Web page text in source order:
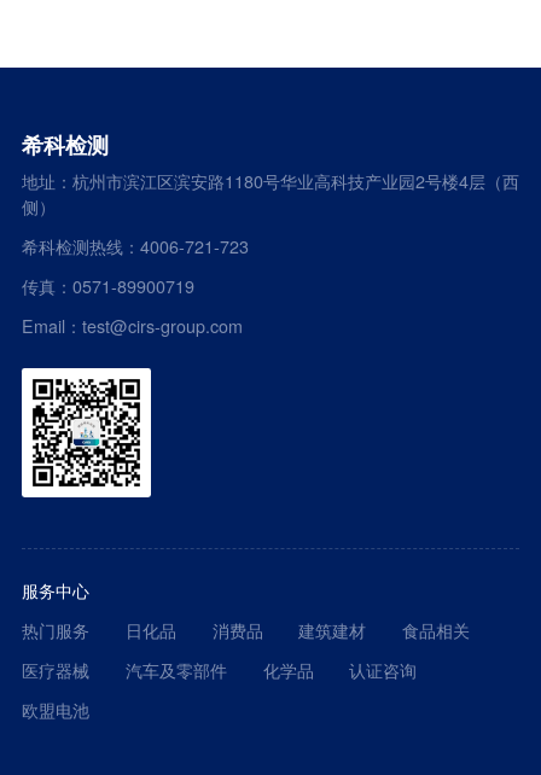
希科检测
地址：杭州市滨江区滨安路1180号华业高科技产业园2号楼4层（西
侧）
希科检测热线：4006-721-723
传真：0571-89900719
Email：test@cirs-group.com
服务中心
热门服务
日化品 消费品 建筑建材
食品相关
医疗器械
汽车及零部件 化学品
认证咨询
欧盟电池